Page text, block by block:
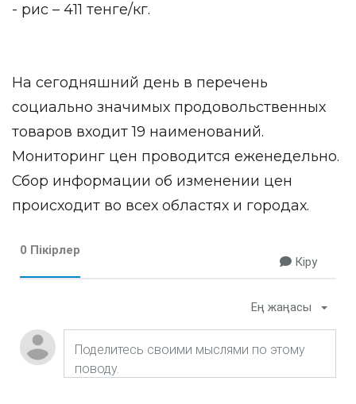
- рис – 411 тенге/кг.
На сегодняшний день в перечень
социально значимых продовольственных
товаров входит 19 наименований.
Мониторинг цен проводится еженедельно.
Сбор информации об изменении цен
происходит во всех областях и городах.
0 Пікірлер
Кіру
Ең жаңасы